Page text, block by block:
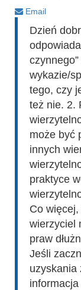
Email
Dzień
wykazie/
tego, czy
też nie. 2.
może być
innych
praktyce
Co
wierzyciel
praw
Jeśli
uzyskania